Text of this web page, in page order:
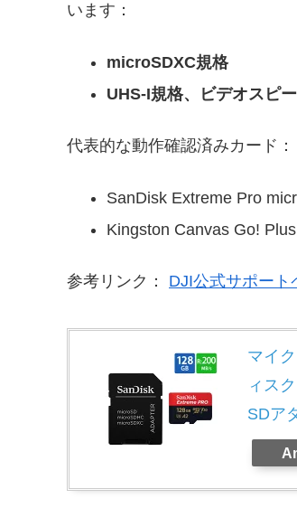
います：
microSDXC規格
UHS-I規格、ビデオスピ
代表的な動作確認済みカード：
SanDisk Extreme Pro
Kingston Canvas Go!
参考リンク： DJI公式サポート
マイ
ィス
SDア